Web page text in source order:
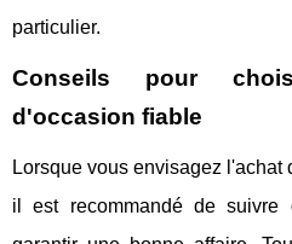
particulier.
Conseils pour
d'occasion fiable
Lorsque vous envisagez
il est recommandé de suivre